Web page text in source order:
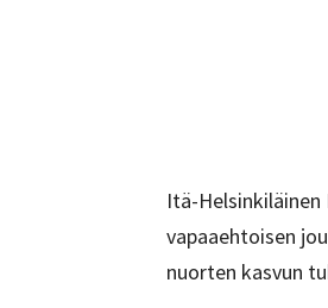
Itä-
vapaaehtoisen
nuorten kasvun